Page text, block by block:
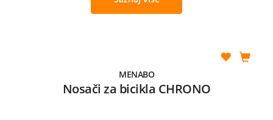
MENABO
Nosači za bicikla CHRONO